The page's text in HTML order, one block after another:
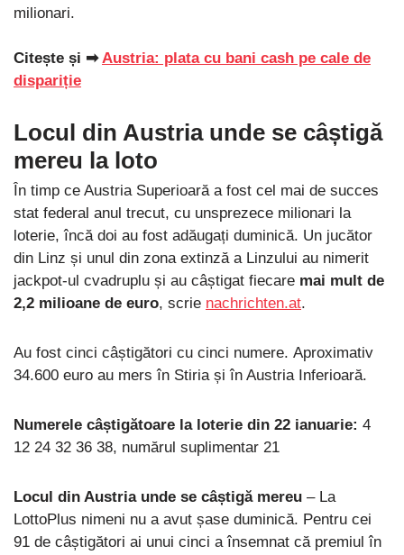
milionari.
Citește și ➡Austria: plata cu bani cash pe cale de
dispariție
Locul din Austria unde se câștigă
mereu la loto
În timp ce Austria Superioară a fost cel mai de succes
stat federal anul trecut, cu unsprezece milionari la
loterie, încă doi au fost adăugați duminică. Un jucător
din Linz și unul din zona extinză a Linzului au nimerit
jackpot-ul cvadruplu și au câștigat fiecare mai mult de
2,2 milioane de euro, scrie nachrichten.at.
Au fost cinci câștigători cu cinci numere. Aproximativ
34.600 euro au mers în Stiria și în Austria Inferioară.
Numerele câștigătoare la loterie din 22 ianuarie: 4
12 24 32 36 38, numărul suplimentar 21
Locul din Austria unde se câștigă mereu – La
LottoPlus nimeni nu a avut șase duminică. Pentru cei
91 de câștigători ai unui cinci a însemnat că premiul în